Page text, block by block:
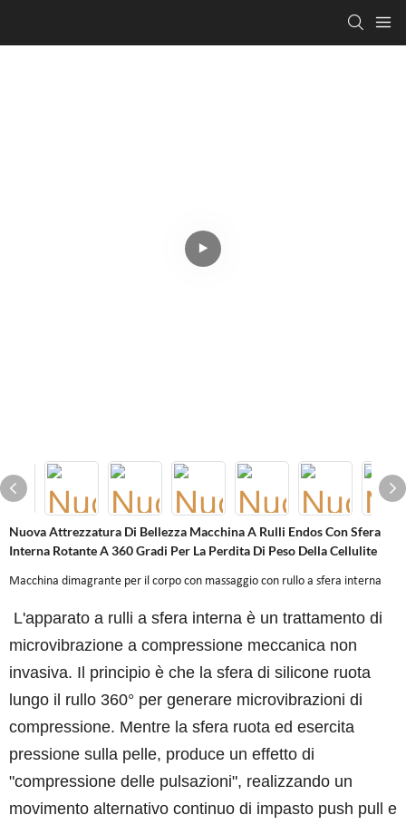
Nuova Attrezzatura Di Bellezza Macchina A Rulli Endos Con Sfera
Interna Rotante A 360 Gradi Per La Perdita Di Peso Della Cellulite
Macchina dimagrante per il corpo con massaggio con rullo a sfera interna
L'apparato a rulli a sfera interna è un trattamento di
microvibrazione a compressione meccanica non
invasiva. Il principio è che la sfera di silicone ruota
lungo il rullo 360° per generare microvibrazioni di
compressione. Mentre la sfera ruota ed esercita
pressione sulla pelle, produce un effetto di
"compressione delle pulsazioni", realizzando un
movimento alternativo continuo di impasto push pull e